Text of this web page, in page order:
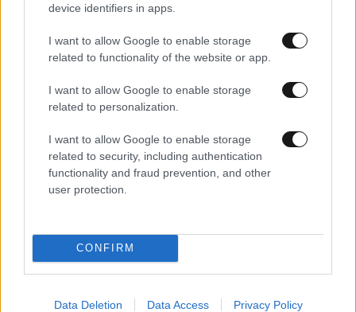
device identifiers in apps.
I want to allow Google to enable storage
related to functionality of the website or app.
I want to allow Google to enable storage
related to personalization.
I want to allow Google to enable storage
related to security, including authentication
functionality and fraud prevention, and other
user protection.
CONFIRM
Data Deletion Data Access Privacy Policy
«Κάηκε το σπίτι μας στην Ελλάδα λίγο πριν
από τη Βρετανία που είδε το όνειρο ζωής να
γίνεται στάχτη